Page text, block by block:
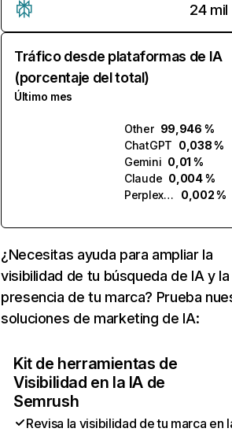
24 mil
Tráfico desde plataformas de IA
(porcentaje del total)
Último mes
Other 99,946 %
ChatGPT 0,038 %
Gemini 0,01 %
Claude 0,004 %
Perplexity
0,002 %
¿Necesitas ayuda para ampliar la
visibilidad de tu búsqueda de IA y la
presencia de tu marca? Prueba
soluciones de marketing de IA:
Kit de herramientas de
Visibilidad en la IA de
Semrush
Revisa la visibilidad de tu marca en